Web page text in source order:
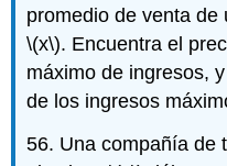
promedio de venta de
\(x\). Encuentra el
máximo de ingresos,
de los ingresos
56. Una compañía de